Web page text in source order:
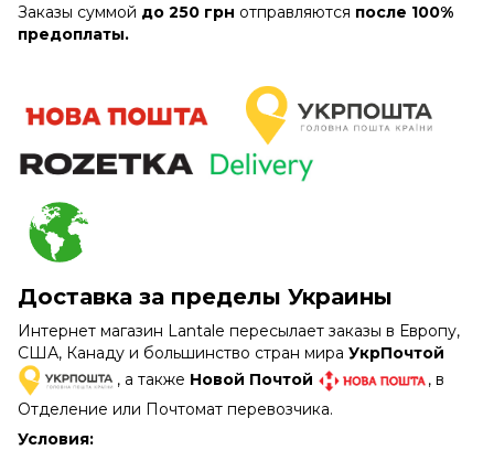
Заказы суммой до 250 грн отправляются после 100%
предоплаты.
Доставка за пределы Украины
Интернет магазин Lantale пересылает заказы в Европу,
США, Канаду и большинство стран мира УкрПочтой
, а также Новой Почтой
, в
Отделение или Почтомат перевозчика.
Условия: